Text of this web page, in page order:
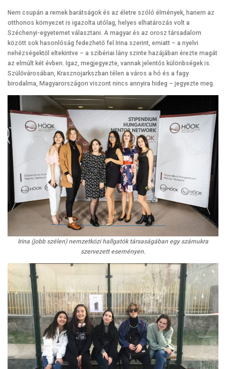
Nem csupán a remek barátságok és az életre szóló élmények, hanem az
otthonos környezet is igazolta utólag, helyes elhatározás volt a
Széchenyi-egyetemet választani. A magyar és az orosz társadalom
között sok hasonlóság fedezhető fel Irina szerint, emiatt – a nyelvi
nehézségektől eltekintve – a szibériai lány szinte hazájában érezte magát
az elmúlt két évben. Igaz, megjegyezte, vannak jelentős különbségek is.
Szülővárosában, Krasznojarkszban télen a város a hó és a fagy
birodalma, Magyarországon viszont nincs annyira hideg – jegyezte meg.
Irina (jobb szélen) nemzetközi hallgatók társaságában egy számukra
szervezett eseményen.